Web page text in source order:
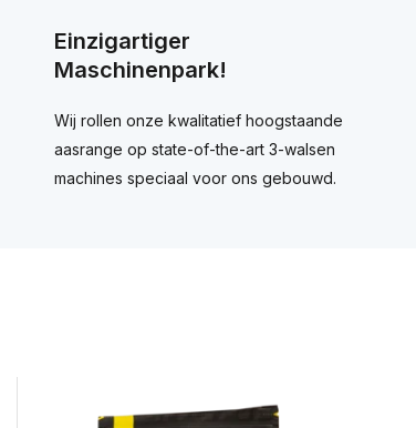
Benutzerkonto
anlegen
Benutzerkonto
anlegen
Einzigartiger
Maschinenpark!
Wij rollen onze kwalitatief hoogstaande
aasrange op state-of-the-art 3-walsen
machines speciaal voor ons gebouwd.